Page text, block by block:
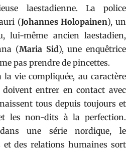
laestadienne. La police
(Johannes Holopainen), un
lui-même ancien laestadien,
(Maria Sid), une enquêtrice
pas prendre de pincettes.
la vie compliquée, au caractère
entrer en contact avec
tous depuis toujours et
les non-dits à la perfection.
une série nordique, le
des relations humaines sort